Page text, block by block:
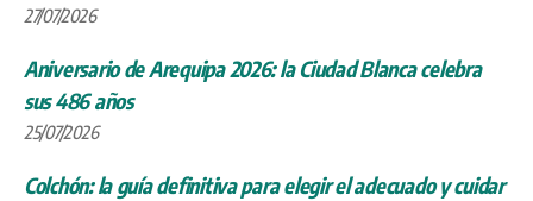
27/07/2026
Aniversario de Arequipa 2026: la Ciudad Blanca celebra
sus 486 años
25/07/2026
Colchón: la guía definitiva para elegir el adecuado y cuidar